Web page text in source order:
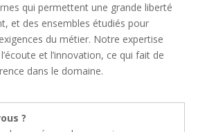
qui permettent une grande liberté
et des ensembles étudiés pour
du métier. Notre expertise
et l’innovation, ce qui fait de
dans le domaine.
?